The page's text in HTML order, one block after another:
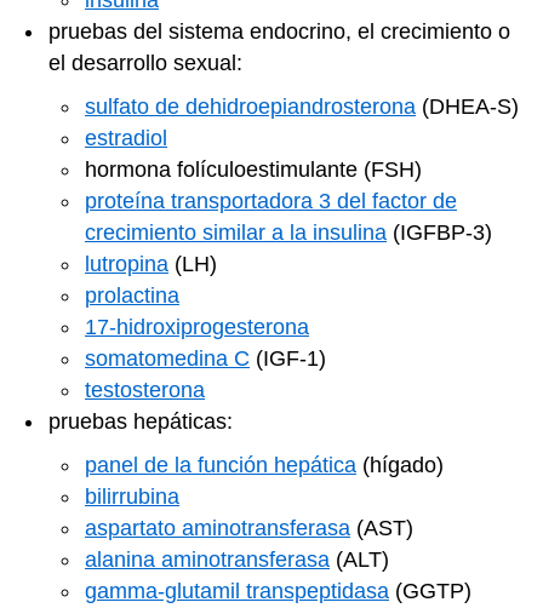
pruebas del sistema endocrino, el crecimiento o
el desarrollo sexual:
sulfato de dehidroepiandrosterona (DHEA-S)
estradiol
hormona folículoestimulante (FSH)
proteína transportadora 3 del factor de
crecimiento similar a la insulina (IGFBP-3)
lutropina (LH)
prolactina
17-hidroxiprogesterona
somatomedina C (IGF-1)
testosterona
pruebas hepáticas:
panel de la función hepática (hígado)
bilirrubina
aspartato aminotransferasa (AST)
alanina aminotransferasa (ALT)
gamma-glutamil transpeptidasa (GGTP)